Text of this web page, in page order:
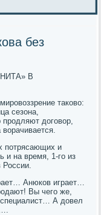
без
В
таково:
сезона,
договор,
потрясающих и
и на время, 1-го из
Анюков играет…
Вы чего же,
А довел